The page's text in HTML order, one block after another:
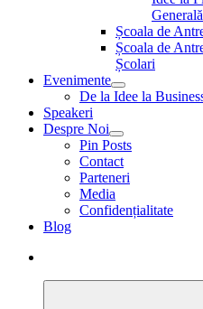
Generală
Școala de
Școala de
Școlari
Evenimente
De la Idee la
Speakeri
Despre Noi
Pin Posts
Contact
Parteneri
Media
Confidențialitate
Blog